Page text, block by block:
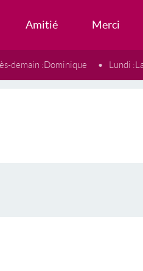
Amitié Merci
demain :Dominique Lundi :